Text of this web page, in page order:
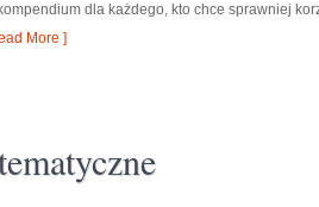
dla każdego, kto chce sprawniej
More ]